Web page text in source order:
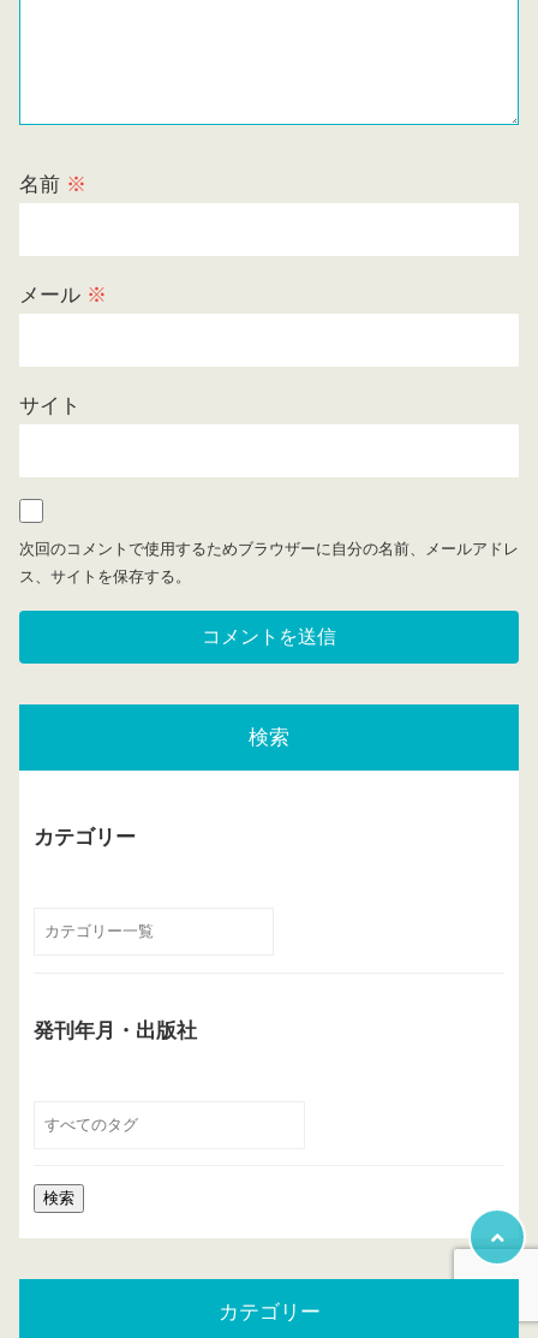
名前 ※
メール ※
サイト
次回のコメントで使用するためブラウザーに自分の名前、メールアドレ
ス、サイトを保存する。
検索
カテゴリー
発刊年月・出版社
カテゴリー